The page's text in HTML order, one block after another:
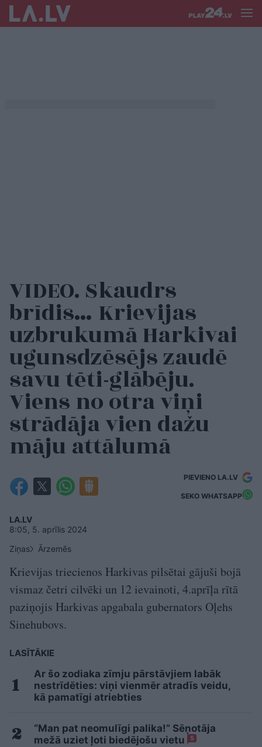
VIDEO. Skaudrs
brīdis… Krievijas
uzbrukumā Harkivai
ugunsdzēsējs zaudē
savu tēti-glābēju.
Viens no otra viņi
strādāja vien dažu
māju attālumā
PIEVIENO LA.LV
SEKO WHATSAPP
LA.LV
8:05, 5. aprīlis 2024
Ziņas
Ārzemēs
Krievijas triecienos Harkivas pilsētai gājuši bojā
vismaz četri cilvēki un 12 ievainoti, 4.aprīļa rītā
paziņojis Harkivas apgabala gubernators Oļehs
Sinehubovs.
LASĪTĀKIE
Ar šo zodiaka zīmju pārstāvjiem labāk
nestrīdēties: viņi vienmēr atradīs veidu,
kā pamatīgi atriebties
“Man pat neomulīgi palika!” Sēņotāja
mežā uziet ļoti biedējošu vietu
5